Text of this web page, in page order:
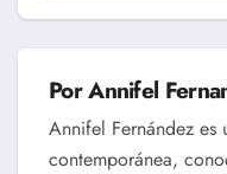
PorAnnifel
Annifel Fernández es
contemporánea,